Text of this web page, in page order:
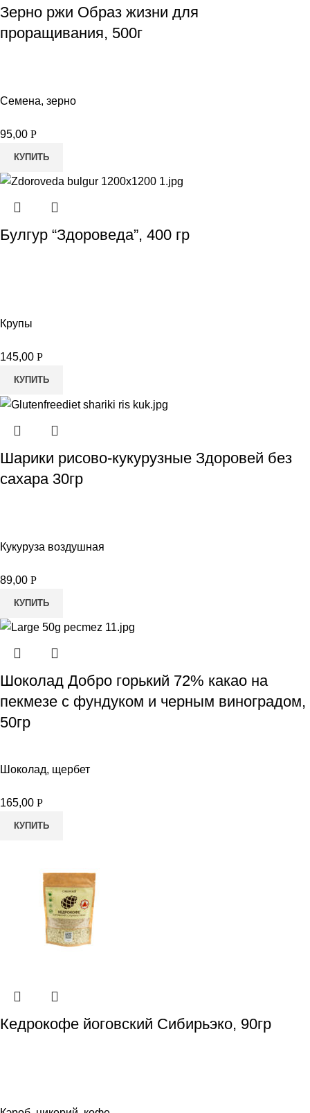
Зерно ржи Образ жизни для
проращивания, 500г
Семена, зерно
95,00 Р
КУПИТЬ
Булгур “Здороведа”, 400 гр
Крупы
145,00 Р
КУПИТЬ
Шарики рисово-кукурузные Здоровей без
сахара 30гр
Кукуруза воздушная
89,00 Р
КУПИТЬ
Шоколад Добро горький 72% какао на
пекмезе с фундуком и черным виноградом,
50гр
Шоколад, щербет
165,00 Р
КУПИТЬ
Кедрокофе йоговский Сибирьэко, 90гр